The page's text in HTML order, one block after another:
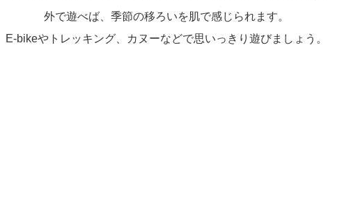
外で遊べば、季節の移ろいを肌で感じられます。
E-bikeやトレッキング、カヌーなどで思いっきり遊びましょう。